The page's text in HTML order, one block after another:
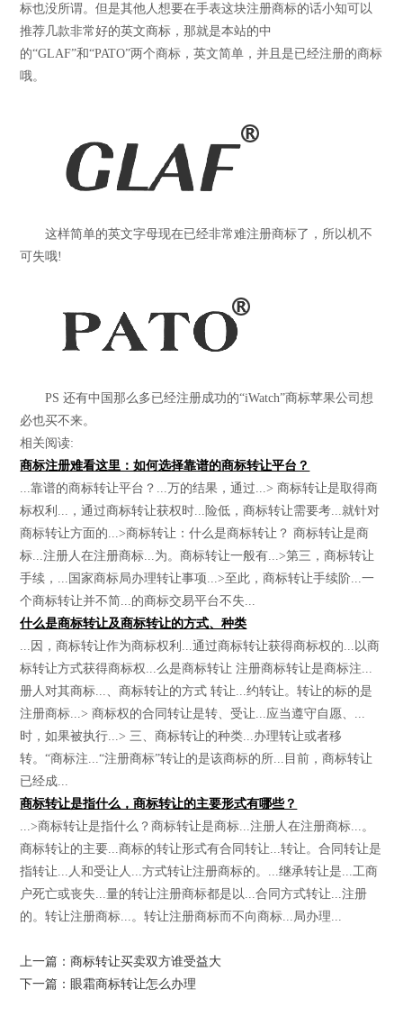
标也没所谓。但是其他人想要在手表这块注册商标的话小知可以
推荐几款非常好的英文商标，那就是本站的中
的“GLAF”和“PATO”两个商标，英文简单，并且是已经注册的商标
哦。
这样简单的英文字母现在已经非常难注册商标了，所以机不
可失哦!
PS 还有中国那么多已经注册成功的“iWatch”商标苹果公司想
必也买不来。
相关阅读:
商标注册难看这里：如何选择靠谱的商标转让平台？
...靠谱的商标转让平台？...万的结果，通过...> 商标转让是取得商
标权利...，通过商标转让获权时...险低，商标转让需要考...就针对
商标转让方面的...>商标转让：什么是商标转让？ 商标转让是商
标...注册人在注册商标...为。商标转让一般有...>第三，商标转让
手续，...国家商标局办理转让事项...>至此，商标转让手续阶...一
个商标转让并不简...的商标交易平台不失...
什么是商标转让及商标转让的方式、种类
...因，商标转让作为商标权利...通过商标转让获得商标权的...以商
标转让方式获得商标权...么是商标转让 注册商标转让是商标注...
册人对其商标...、商标转让的方式 转让...约转让。转让的标的是
注册商标...> 商标权的合同转让是转、受让...应当遵守自愿、...
时，如果被执行...> 三、商标转让的种类...办理转让或者移
转。“商标注...“注册商标”转让的是该商标的所...目前，商标转让
已经成...
商标转让是指什么，商标转让的主要形式有哪些？
...>商标转让是指什么？商标转让是商标...注册人在注册商标...。
商标转让的主要...商标的转让形式有合同转让...转让。合同转让是
指转让...人和受让人...方式转让注册商标的。...继承转让是...工商
户死亡或丧失...量的转让注册商标都是以...合同方式转让...注册
的。转让注册商标...。转让注册商标而不向商标...局办理...
上一篇：商标转让买卖双方谁受益大
下一篇：眼霜商标转让怎么办理